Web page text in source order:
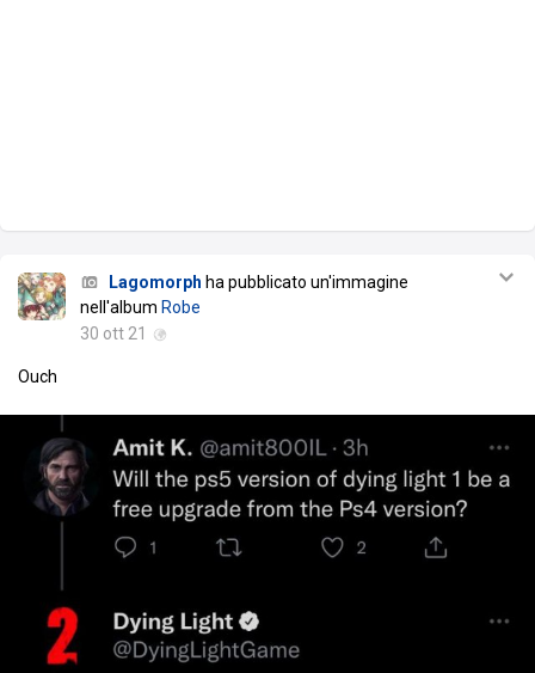
Lagomorph ha pubblicato un'immagine
nell'album Robe
30 ott 21
Ouch